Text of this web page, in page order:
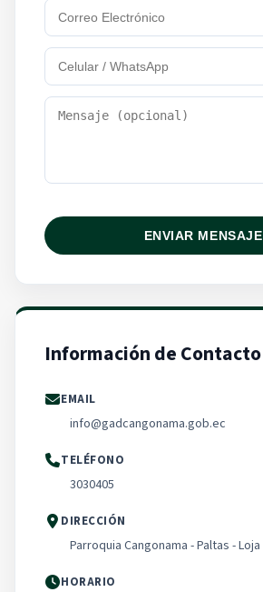
ENVIAR MENSAJE
Información de Contacto
EMAIL
info@gadcangonama.gob.ec
TELÉFONO
3030405
DIRECCIÓN
Parroquia Cangonama - Paltas - Loja
HORARIO